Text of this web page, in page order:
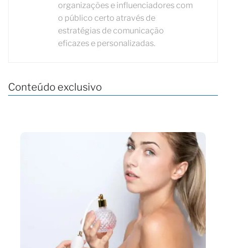
organizações e influenciadores com
o público certo através de
estratégias de comunicação
eficazes e personalizadas.
Conteúdo exclusivo